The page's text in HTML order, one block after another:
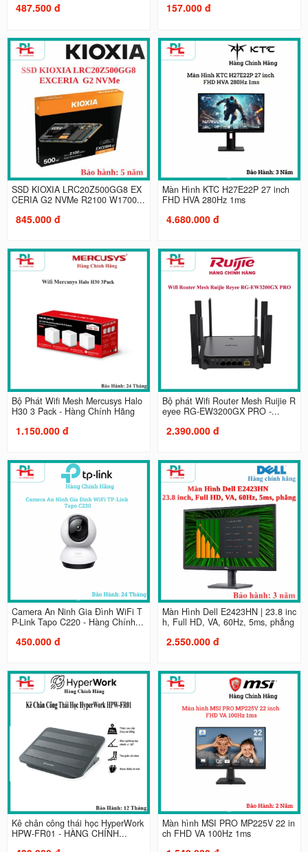
487.500 đ 157.000 đ
SSD KIOXIA LRC20Z500GG8 EX
CERIA G2 NVMe R2100 W1700...
845.000 đ
Màn Hình KTC H27E22P 27 inch
FHD HVA 280Hz 1ms
4.680.000 đ
Bộ Phát Wifi Mesh Mercusys Halo
H30 3 Pack - Hàng Chính Hãng
1.150.000 đ
Bộ phát Wifi Router Mesh Ruijie R
eyee RG-EW3200GX PRO -...
2.390.000 đ
Camera An Ninh Gia Đình WiFi T
P-Link Tapo C220 - Hàng Chính...
450.000 đ
Màn Hình Dell E2423HN | 23.8 inc
h, Full HD, VA, 60Hz, 5ms, phẳng
2.550.000 đ
Kê chân công thái học HyperWork
HPW-FR01 - HÀNG CHÍNH...
Màn hình MSI PRO MP225V 22 in
ch FHD VA 100Hz 1ms